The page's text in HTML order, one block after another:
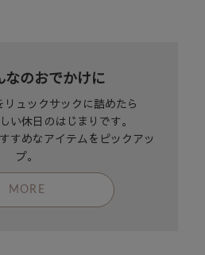
なのおでかけに
ュックサックに詰めたら
い休日のはじまりです。
すめなアイテムをピックアッ
プ。
MORE